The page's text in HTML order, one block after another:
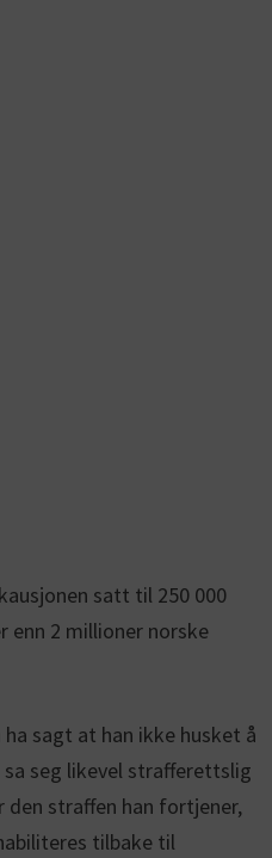
satt til 250 000
enn 2 millioner norske
sagt at han ikke husket å
seg likevel strafferettslig
den straffen han fortjener,
tilbake til